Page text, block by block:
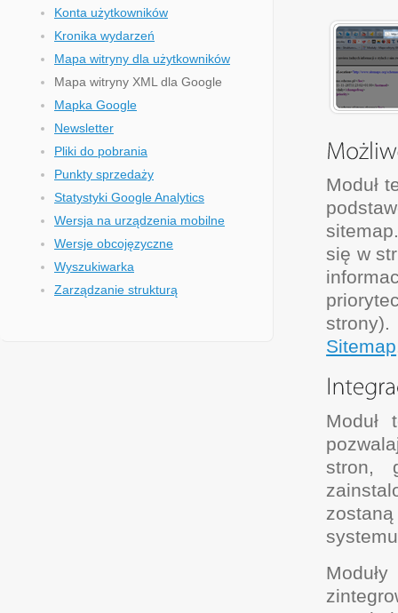
Konta użytkowników
Kronika wydarzeń
Mapa witryny dla użytkowników
Mapa witryny XML dla Google
Mapka Google
Newsletter
Pliki do pobrania
Punkty sprzedaży
Statystyki Google Analytics
Wersja na urządzenia mobilne
Wersje obcojęzyczne
Wyszukiwarka
Zarządzanie strukturą
Moduł
się w
Sitemap
Moduł
stron,